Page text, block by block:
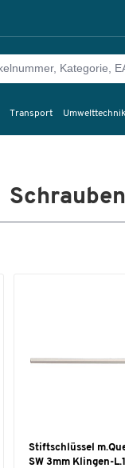
Transport Umwelttechnik
Stiftschlüssel
SW 3mm Klingen-